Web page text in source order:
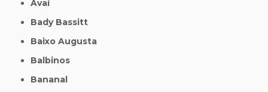
Avaí
Bady Bassitt
Baixo Augusta
Balbinos
Bananal